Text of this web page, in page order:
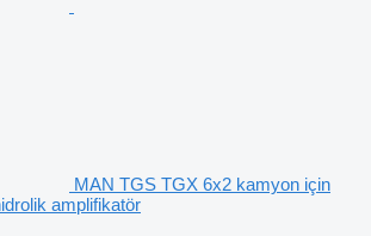
MAN TGS TGX 6x2 kamyon için
amplifikatör